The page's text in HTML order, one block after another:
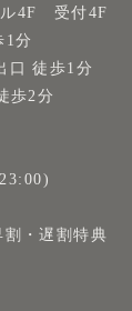
ル4F 受付4F
1分
口 徒歩1分
歩2分
・遅割特典